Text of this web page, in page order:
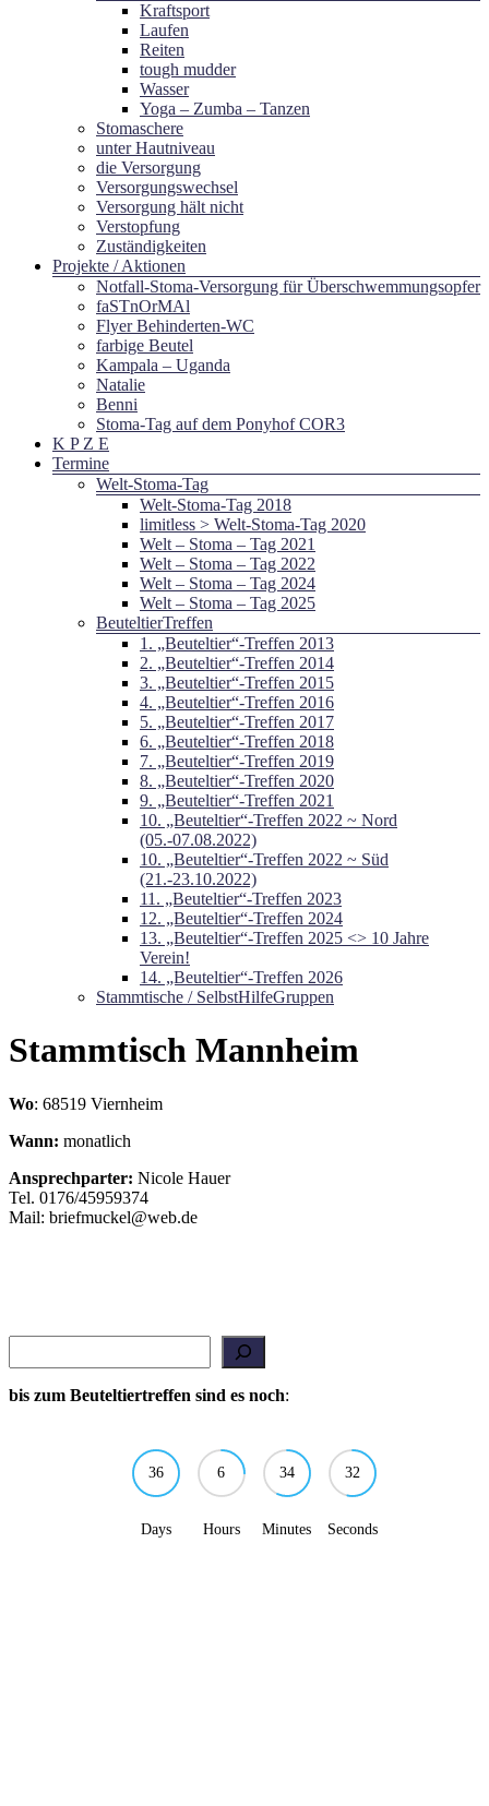
Kraftsport
Laufen
Reiten
tough mudder
Wasser
Yoga – Zumba – Tanzen
Stomaschere
unter Hautniveau
die Versorgung
Versorgungswechsel
Versorgung hält nicht
Verstopfung
Zuständigkeiten
Projekte / Aktionen
Notfall-Stoma-Versorgung für Überschwemmungsopfer
faSTnOrMAl
Flyer Behinderten-WC
farbige Beutel
Kampala – Uganda
Natalie
Benni
Stoma-Tag auf dem Ponyhof COR3
K P Z E
Termine
Welt-Stoma-Tag
Welt-Stoma-Tag 2018
limitless > Welt-Stoma-Tag 2020
Welt – Stoma – Tag 2021
Welt – Stoma – Tag 2022
Welt – Stoma – Tag 2024
Welt – Stoma – Tag 2025
BeuteltierTreffen
1. „Beuteltier“-Treffen 2013
2. „Beuteltier“-Treffen 2014
3. „Beuteltier“-Treffen 2015
4. „Beuteltier“-Treffen 2016
5. „Beuteltier“-Treffen 2017
6. „Beuteltier“-Treffen 2018
7. „Beuteltier“-Treffen 2019
8. „Beuteltier“-Treffen 2020
9. „Beuteltier“-Treffen 2021
10. „Beuteltier“-Treffen 2022 ~ Nord
(05.-07.08.2022)
10. „Beuteltier“-Treffen 2022 ~ Süd
(21.-23.10.2022)
11. „Beuteltier“-Treffen 2023
12. „Beuteltier“-Treffen 2024
13. „Beuteltier“-Treffen 2025 <> 10 Jahre
Verein!
14. „Beuteltier“-Treffen 2026
Stammtische / SelbstHilfeGruppen
Stammtisch Mannheim
Wo: 68519 Viernheim
Wann: monatlich
Ansprechparter: Nicole Hauer
Tel. 0176/45959374
Mail: briefmuckel@web.de
bis zum Beuteltiertreffen sind es noch:
36 6 34 32
Days Hours Minutes Seconds